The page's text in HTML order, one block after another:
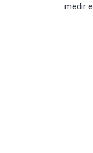
medir